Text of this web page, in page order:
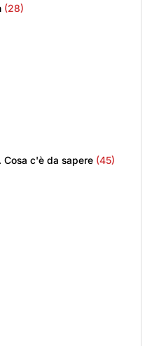
(28)
Cosa c'è da sapere (45)